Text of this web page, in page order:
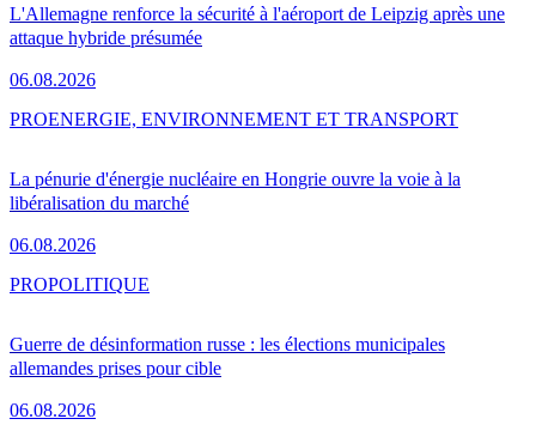
L'Allemagne renforce la sécurité à l'aéroport de Leipzig après une
attaque hybride présumée
06.08.2026
La pénurie d'énergie nucléaire en Hongrie ouvre la voie à la
libéralisation du marché
06.08.2026
PROENERGIE, ENVIRONNEMENT ET TRANSPORT
Guerre de désinformation russe : les élections municipales
allemandes prises pour cible
06.08.2026
PROPOLITIQUE